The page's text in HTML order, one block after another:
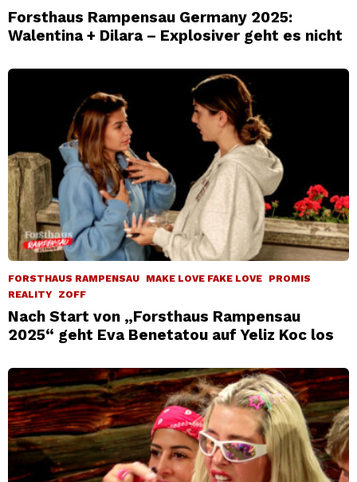
Forsthaus Rampensau Germany 2025:
Walentina + Dilara – Explosiver geht es nicht
FORSTHAUS RAMPENSAU MAKE LOVE FAKE LOVE
PROMIS
REALITY
ZOFF
Nach Start von „Forsthaus Rampensau
2025“ geht Eva Benetatou auf Yeliz Koc los